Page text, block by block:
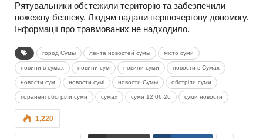
Рятувальники обстежили територію та забезпечили
пожежну безпеку. Людям надали першочергову допомогу.
Інформації про травмованих не надходило.
город Сумы лента новостей сумы місто суми
новини в сумах новини сум новини суми новости в Сумах
новости сум новости сумі новости Сумы обстріли суми
поранені обстріли суми сумах суми 12.06.26 суми новости
1,220